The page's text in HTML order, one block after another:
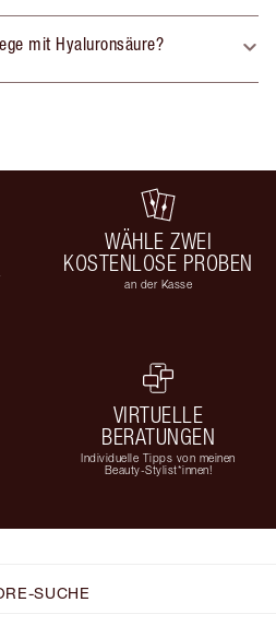
mit Hyaluronsäure?
WÄHLE ZWEI
KOSTENLOSE PROBEN
an der Kasse
VIRTUELLE
BERATUNGEN
Individuelle Tipps von meinen
Beauty-Stylist*innen!
SUCHE